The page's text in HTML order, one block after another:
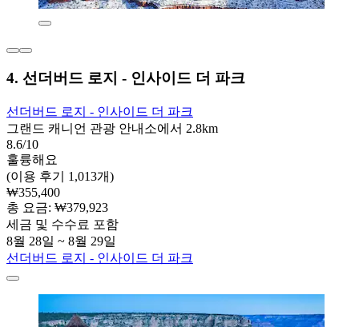
4. 선더버드 로지 - 인사이드 더 파크
선더버드 로지 - 인사이드 더 파크
그랜드 캐니언 관광 안내소에서 2.8km
8.6/10
훌륭해요
(이용 후기 1,013개)
₩355,400
총 요금: ₩379,923
세금 및 수수료 포함
8월 28일 ~ 8월 29일
선더버드 로지 - 인사이드 더 파크